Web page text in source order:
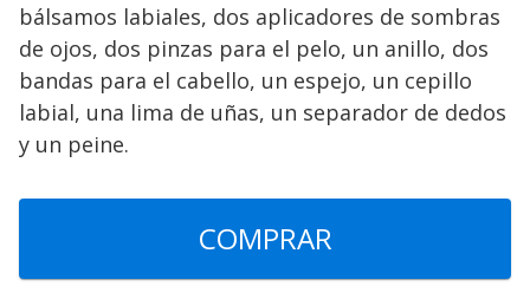
bálsamos labiales, dos aplicadores de sombras
de ojos, dos pinzas para el pelo, un anillo, dos
bandas para el cabello, un espejo, un cepillo
labial, una lima de uñas, un separador de dedos
y un peine.
COMPRAR